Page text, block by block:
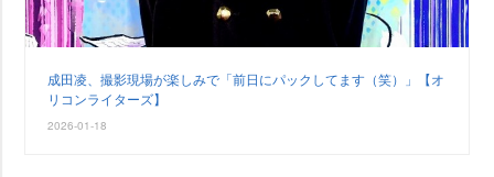
成田凌、撮影現場が楽しみで「前日にパックしてます（笑）」【オ
リコンライターズ】
2026-01-18